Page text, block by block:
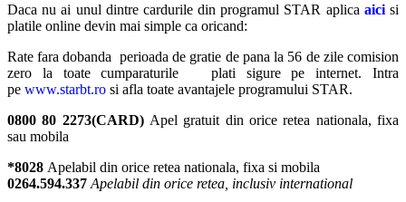
Daca nu ai unul dintre cardurile din programul STAR aplica aicisi
platile online devin mai simple ca oricand:
Rate fara dobanda perioada de gratie de pana la 56 de zile comision
zero la toate cumparaturile plati sigure pe internet. Intra
pe www.starbt.ro si afla toate avantajele programului STAR.
0800 80 2273(CARD)Apel gratuit din orice retea nationala, fixa
sau mobila
*8028 Apelabil din orice retea nationala, fixa si mobila
0264.594.337 Apelabil din orice retea, inclusiv international